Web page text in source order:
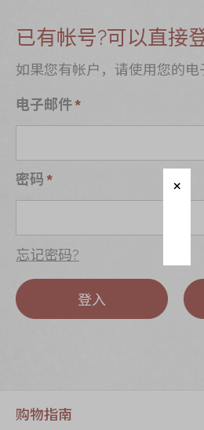
奇华网志
时令食品
FRIENDS
所有产品
产品价目表
EN 繁體
已有帐号?可以直接
如果您有帐户，请使用您的电
电子邮件
密码
登入
忘记密码?
购物指南